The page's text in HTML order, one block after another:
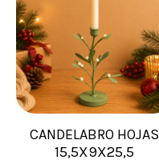
CANDELABRO HOJAS
15,5X9X25,5